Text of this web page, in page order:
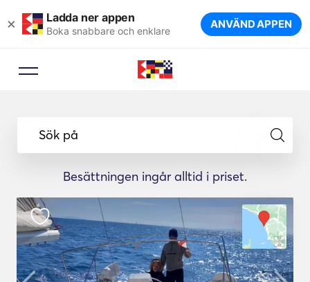
× Ladda ner appen
Boka snabbare och enklare ANVÄND APPEN
Sök på
Besättningen ingår alltid i priset.